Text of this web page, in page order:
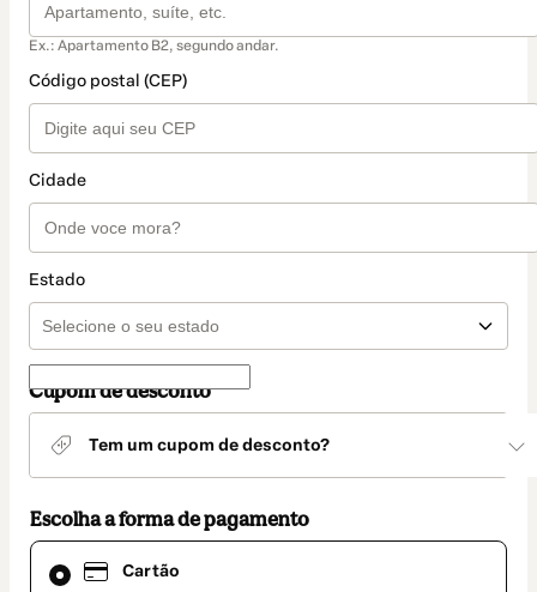
Ex.: Apartamento B2, segundo andar.
Código postal (CEP)
Cidade
Estado
Cupom de desconto
Tem um cupom de desconto?
Escolha a forma de pagamento
Cartão
Cartão
selecionado